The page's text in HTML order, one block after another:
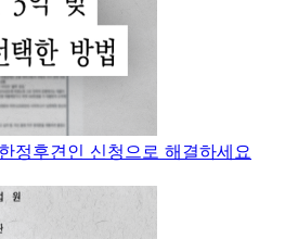
정후견인 신청으로 해결하세요